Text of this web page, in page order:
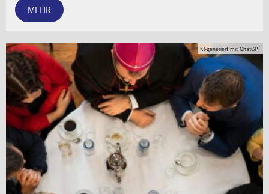
MEHR
KI-generiert mit ChatGPT